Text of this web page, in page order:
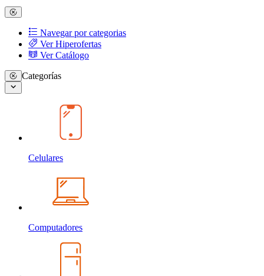
Navegar por categorias
Ver Hiperofertas
Ver Catálogo
Categorías
Celulares
Computadores